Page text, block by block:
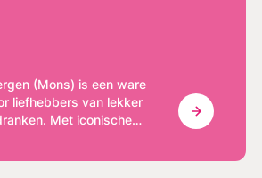
(Mons) is een ware
liefhebbers van lekker
Met iconische